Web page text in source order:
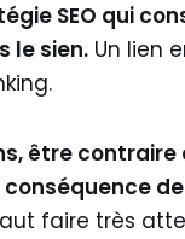
SEO qui
le sien. Un lien
être contraire
faire très